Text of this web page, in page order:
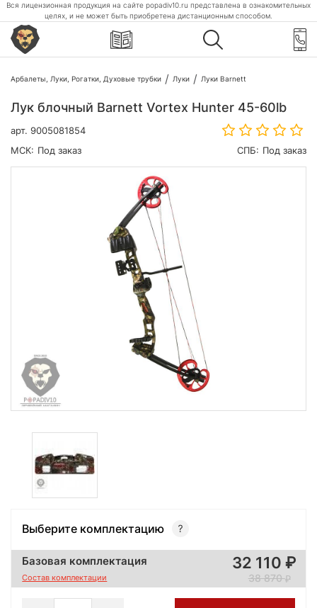
Вся лицензионная продукция на сайте popadiv10.ru представлена в ознакомительных
целях, и не может быть приобретена дистанционным способом.
Арбалеты, Луки, Рогатки, Духовые трубки Луки Луки Barnett
Лук блочный Barnett Vortex Hunter 45-60lb
арт. 9005081854
МСК: Под заказ СПБ: Под заказ
Выберите комплектацию
Базовая комплектация
Состав комплектации
32 110
38 870